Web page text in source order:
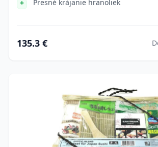
Presné krájanie hranoliek
135.3 €